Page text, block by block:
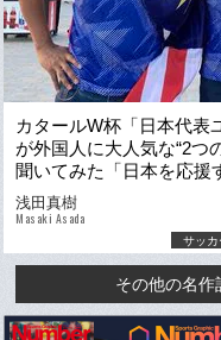
カタールW杯「日本代表
が外国人に大人気な“2つ
聞いてみた「日本を応援
しょ？」
浅田真樹
Masaki Asada
サッカ
その他の名作